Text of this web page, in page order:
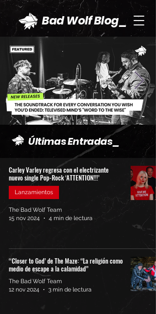
Bad Wolf Blog_
Últimas Entradas_
Carley Varley regresa con el electrizante
nuevo single Pop-Rock ‘ATTENTION!!!’
Lanzamientos
The Bad Wolf Team
15 nov 2024
4 min de lectura
‘‘Closer to God’ de The Maze: “La religión como
medio de escape a la calamidad”
The Bad Wolf Team
12 nov 2024
3 min de lectura